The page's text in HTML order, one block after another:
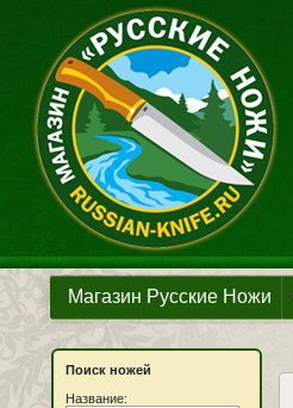
Магазин Русские Ножи
Поиск ножей
Название: